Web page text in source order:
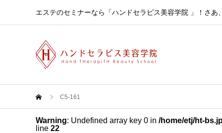
エステのセミナーなら「ハンドセラピス美容学院 」！さ
C5-161
Warning: Undefined array key 0 in /home/etj/ht-
line 22